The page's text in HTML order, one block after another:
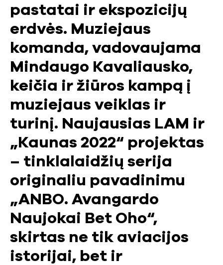
pastatai ir ekspozicijų
erdvės. Muziejaus
komanda, vadovaujama
Mindaugo Kavaliausko,
keičia ir žiūros kampą į
muziejaus veiklas ir
turinį. Naujausias LAM ir
„Kaunas 2022“ projektas
– tinklalaidžių serija
originaliu pavadinimu
„ANBO. Avangardo
Naujokai Bet Oho“,
skirtas ne tik aviacijos
istorijai, bet ir